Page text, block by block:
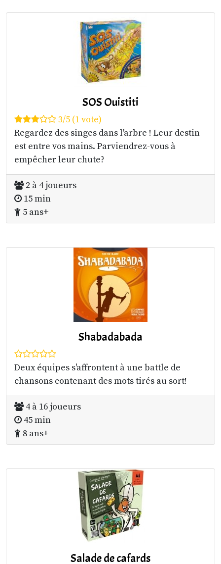
SOS Ouistiti
3/5 (1 vote)
Regardez des singes dans l'arbre ! Leur destin
est entre vos mains. Parviendrez-vous à
empêcher leur chute?
2 à 4 joueurs
15 min
5 ans+
Shabadabada
Deux équipes s'affrontent à une battle de
chansons contenant des mots tirés au sort!
4 à 16 joueurs
45 min
8 ans+
Salade de cafards